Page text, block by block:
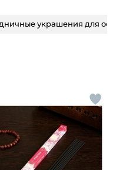
украшения для